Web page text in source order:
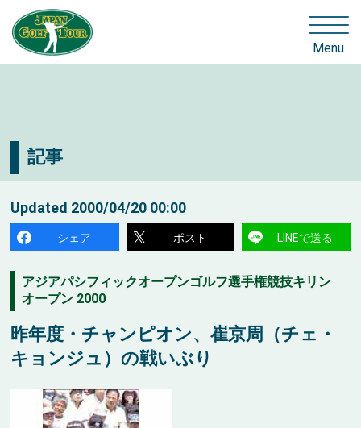
Menu
記事
Updated 2000/04/20 00:00
シェア ポスト LINEで送る
アジアパシフィックオープンゴルフ選手権競技キリン
オープン 2000
昨年度・チャンピオン、崔京周（チェ・
キョンジュ）の戦いぶり